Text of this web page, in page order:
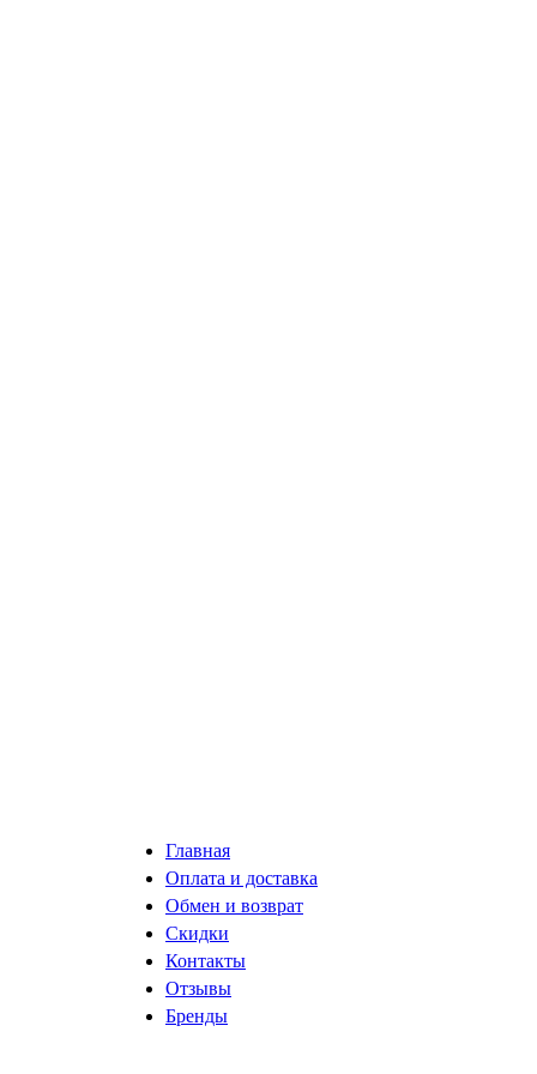
Главная
Оплата и доставка
Обмен и возврат
Скидки
Контакты
Отзывы
Бренды